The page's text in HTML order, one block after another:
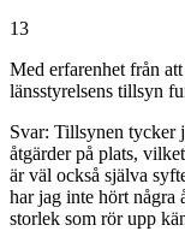
13
Med erfarenhet från
länsstyrelsens tillsyn
Svar: Tillsynen tycker
åtgärder på plats,
är väl också själva
har jag inte hört några
storlek som rör upp